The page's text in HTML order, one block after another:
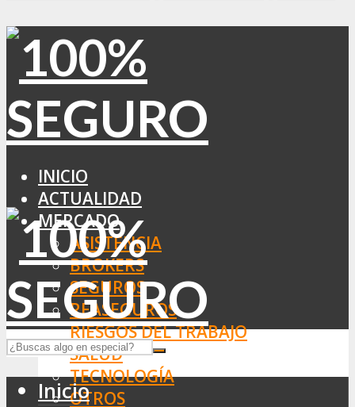
INICIO
ACTUALIDAD
MERCADO
ASISTENCIA
BROKERS
SEGUROS
REASEGUROS
RIESGOS DEL TRABAJO
SALUD
TECNOLOGÍA
OTROS
Inicio